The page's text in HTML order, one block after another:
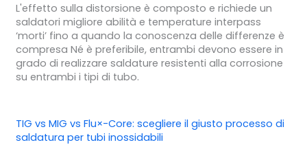
L'effetto sulla distorsione è composto e richiede un
saldatori migliore abilità e temperature interpass
‘morti’ fino a quando la conoscenza delle differenze è
compresa Né è preferibile, entrambi devono essere in
grado di realizzare saldature resistenti alla corrosione
su entrambi i tipi di tubo.
TIG vs MIG vs Flu×-Core: scegliere il giusto processo di
saldatura per tubi inossidabili